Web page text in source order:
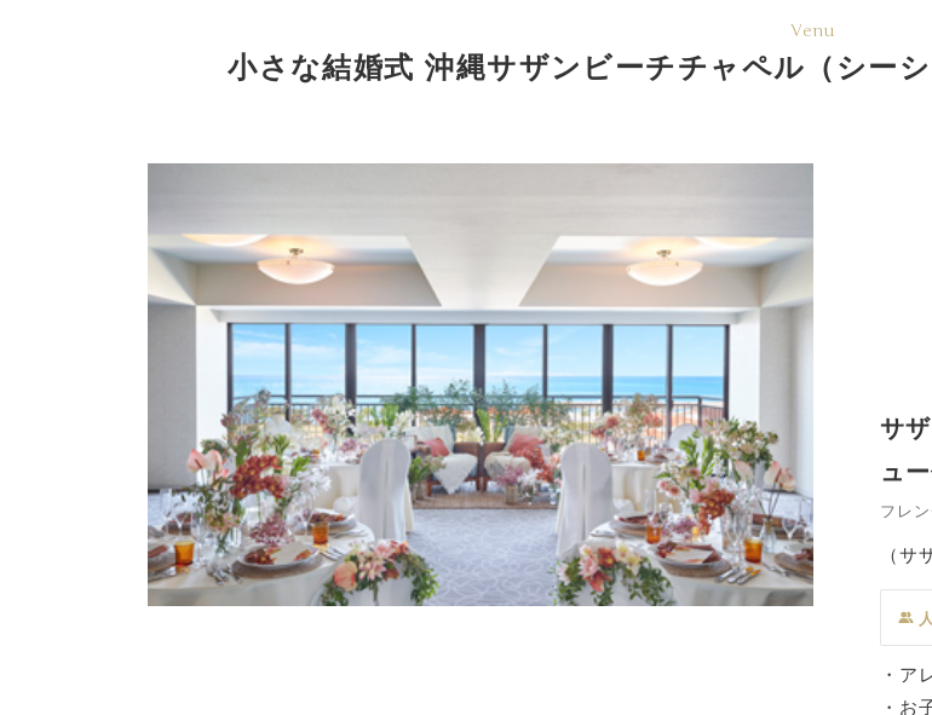
Venu
小さな結婚式 沖縄サザンビーチチャペル（シー
サ
ュ
フレ
（サ
・ア
・お